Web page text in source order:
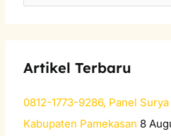
c
h
f
Artikel Terbaru
0812-1773-9286, Panel
Kabupaten Pamekasan 8